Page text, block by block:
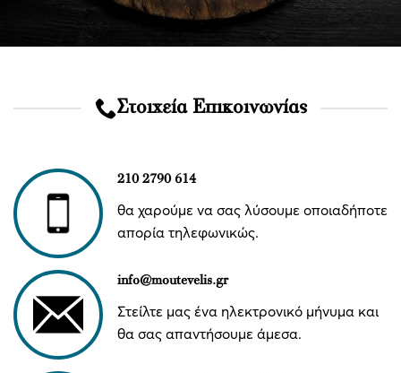
Στοιχεία Επικοινωνίας
210 2790 614
θα χαρούμε να σας λύσουμε οποιαδήποτε
απορία τηλεφωνικώς.
info@moutevelis.gr
Στείλτε μας ένα ηλεκτρονικό μήνυμα και
θα σας απαντήσουμε άμεσα.